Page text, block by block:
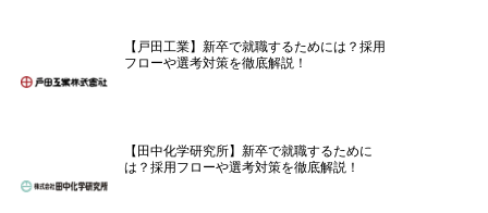
【戸田工業】新卒で就職するためには？採用
フローや選考対策を徹底解説！
【田中化学研究所】新卒で就職するために
は？採用フローや選考対策を徹底解説！